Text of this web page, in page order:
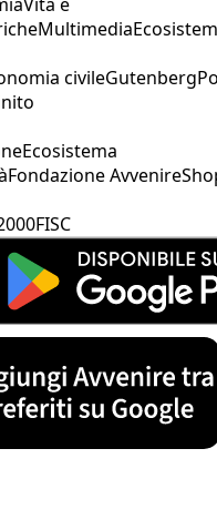
Multimedia
civileGutenberg
Ecosistema
Fondazione Avvenire
FISC